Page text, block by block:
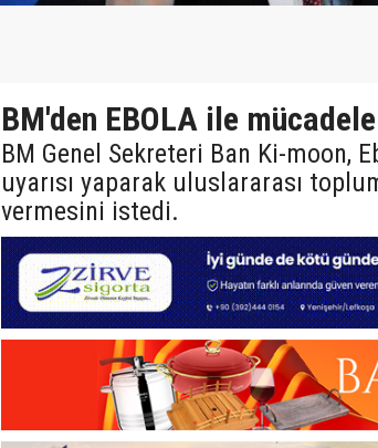
BM'den EBOLA ile
BM Genel Sekreteri Ban Ki-moon,
uyarısı yaparak uluslararası
vermesini istedi.